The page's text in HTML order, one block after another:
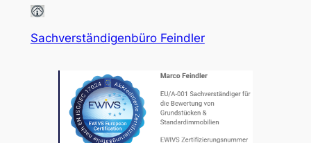
Sachverständigenbüro Feindler